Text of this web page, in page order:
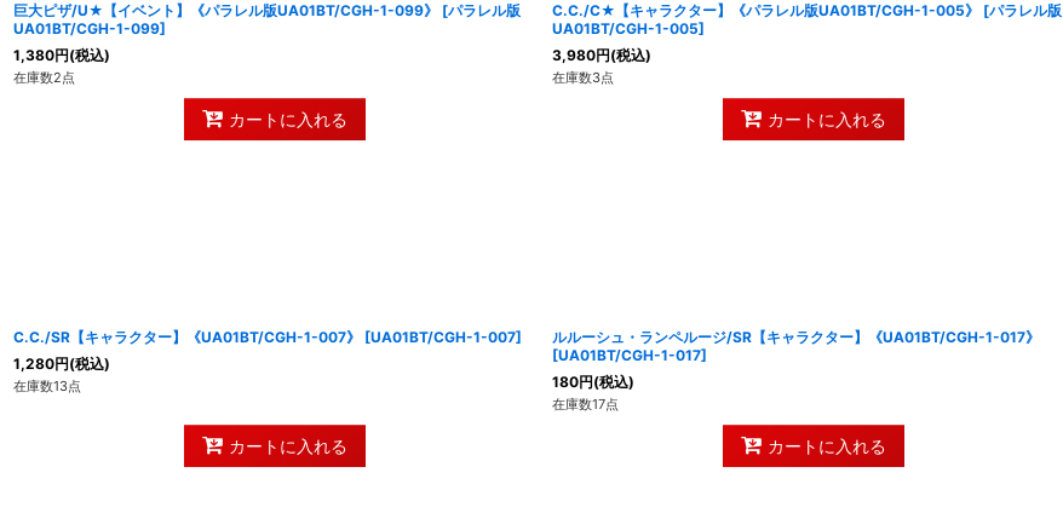
巨大ピザ/U★【イベント】《パラレル版UA01BT/CGH-1-099》 [パラレル版
UA01BT/CGH-1-099]
1,380円(税込)
在庫数2点
カートに入れる
C.C./C★【キャラクター】《パラレル版UA01BT/CGH-1-005》 [パラレル版
UA01BT/CGH-1-005]
3,980円(税込)
在庫数3点
カートに入れる
C.C./SR【キャラクター】《UA01BT/CGH-1-007》 [UA01BT/CGH-1-007]
1,280円(税込)
在庫数13点
カートに入れる
ルルーシュ・ランペルージ/SR【キャラクター】《UA01BT/CGH-1-017》
[UA01BT/CGH-1-017]
180円(税込)
在庫数17点
カートに入れる